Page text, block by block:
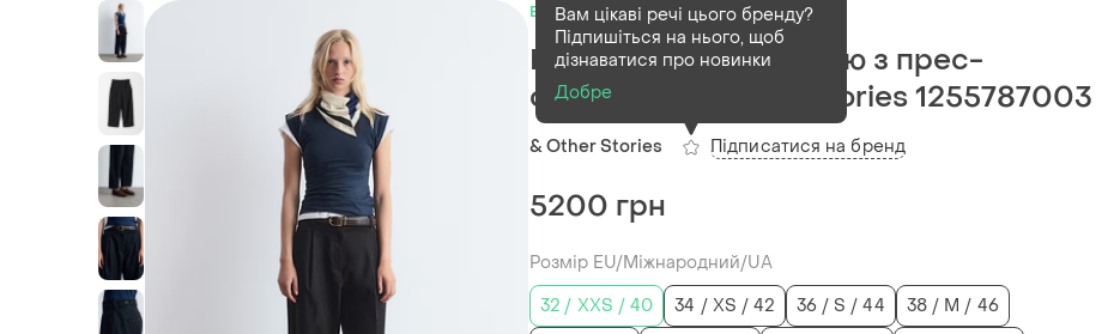
В наявності10 шт
Штани звуженого крою з прес-
складками & other stories 1255787003
& Other Stories
Вам цікаві речі цього бренду?
Підпишіться на нього, щоб
дізнаватися про новинки
Добре
Підписатися на бренд
5200 грн
Розмір EU/Міжнародний/UA
32 / XXS / 40
34 / XS / 42 36 / S / 44
38 / M / 46